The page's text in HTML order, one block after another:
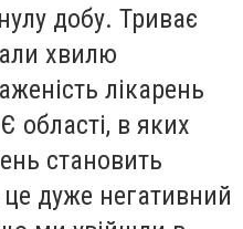
добу. Триває
хвилю
лікарень
області, в яких
становить
дуже негативний